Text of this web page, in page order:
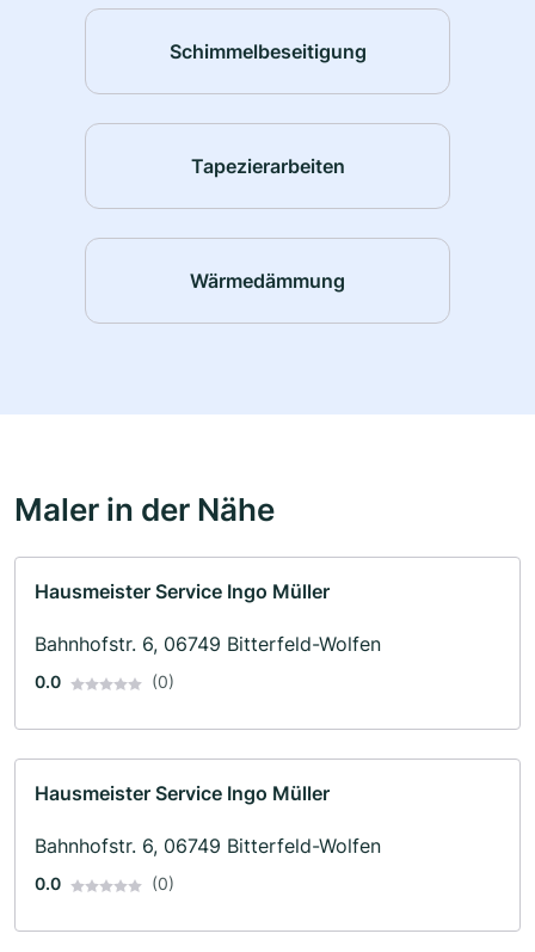
Schimmelbeseitigung
Tapezierarbeiten
Wärmedämmung
Maler in der Nähe
Hausmeister Service Ingo Müller
Bahnhofstr. 6, 06749 Bitterfeld-Wolfen
0.0 (0)
Hausmeister Service Ingo Müller
Bahnhofstr. 6, 06749 Bitterfeld-Wolfen
0.0 (0)